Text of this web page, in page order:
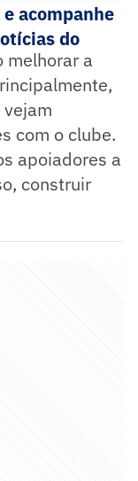
acompanhe
do
melhorar a
com o clube.
apoiadores a
construir